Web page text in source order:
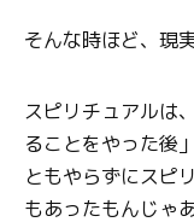
そんな時ほど、現
スピリチュアルは
ることをやった後
ともやらずにスピ
もあったもんじゃ